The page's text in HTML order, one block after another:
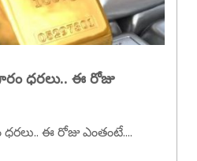
ధరలు.. ఈ రోజు
ఈ రోజు ఎంతంటే....